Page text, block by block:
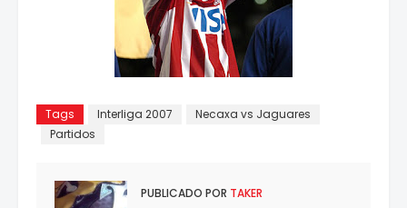
Tags Interliga 2007
Necaxa vs Jaguares
Partidos
PUBLICADO POR TAKER